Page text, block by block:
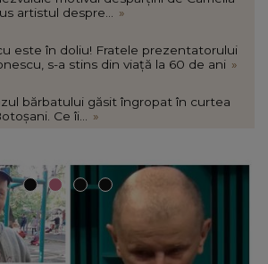
artistul despre...
»
este în doliu! Fratele prezentatorului
s-a stins din viață la 60 de ani »
bărbatului găsit îngropat în curtea
Ce îi...
»